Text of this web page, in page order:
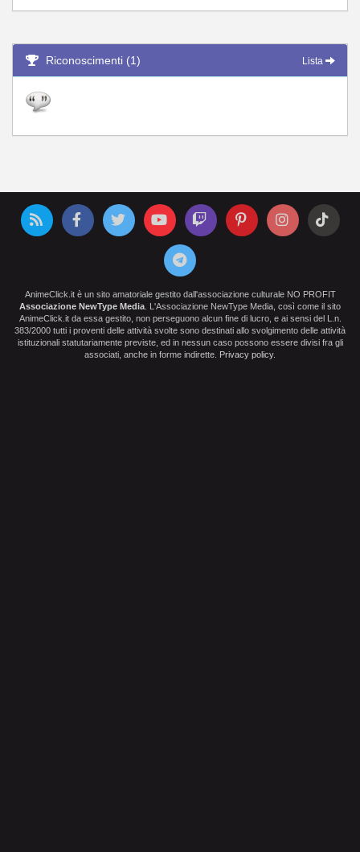
Riconoscimenti (1) Lista
AnimeClick.it è un sito amatoriale gestito dall'associazione culturale NO PROFIT
Associazione NewType Media . L'Associazione NewType Media, così come il sito
AnimeClick.it da essa gestito, non perseguono alcun fine di lucro, e ai sensi del L.n.
383/2000 tutti i proventi delle attività svolte sono destinati allo svolgimento delle attività
istituzionali statutariamente previste, ed in nessun caso possono essere divisi fra gli
associati, anche in forme indirette. Privacy policy.